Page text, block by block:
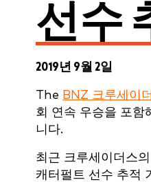
선수
2019년 9월 2일
The BNZ 크루세이더
회 연속 우승을 포함
니다.
최근 크루세이더스
캐터펄트 선수 추적